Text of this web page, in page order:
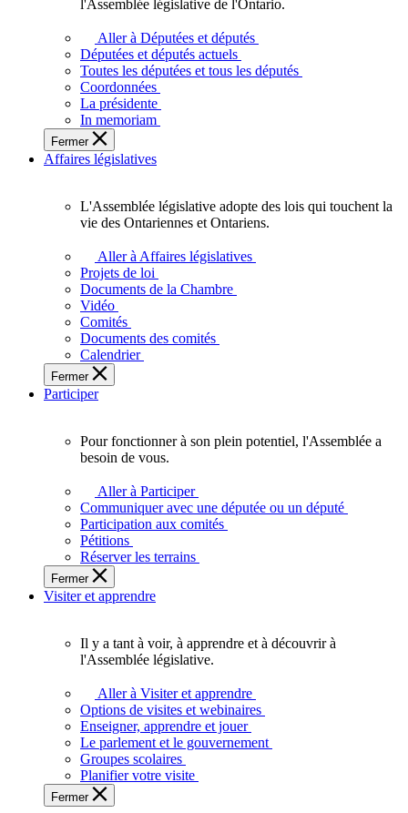
députés
vous
représentent
sein
de
l'Assemblée
législative
l'Ontario.
l'Assemblée législative de l'Ontario.
Aller à Députées et députés
Députées et députés actuels
Toutes les députées et tous les députés
Coordonnées
La présidente
In memoriam
Fermer
Affaires législatives
L'Assemblée
adopte
touchent
des
Ontariennes
et
L'Assemblée législative adopte des lois qui touchent la
vie des Ontariennes et Ontariens.
Aller à Affaires législatives
Projets de loi
Documents de la Chambre
Vidéo
Comités
Documents des comités
Calendrier
Fermer
Participer
plein
potentiel,
l'Assemblée
a
besoin
de
Pour fonctionner à son plein potentiel, l'Assemblée a
besoin de vous.
Aller à Participer
Communiquer avec une députée ou un député
Participation aux comités
Pétitions
Réserver les terrains
Fermer
Visiter et apprendre
voir,
apprendre
et
à
Il y a tant à voir, à apprendre et à découvrir à
l'Assemblée législative.
Aller à Visiter et apprendre
Options de visites et webinaires
Enseigner, apprendre et jouer
Le parlement et le gouvernement
Groupes scolaires
Planifier votre visite
Fermer